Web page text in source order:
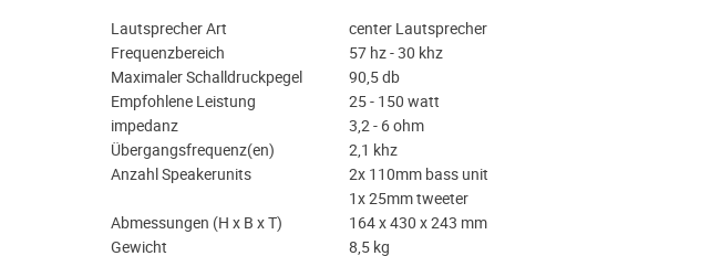
Lautsprecher Art
center Lautsprecher
Frequenzbereich
57 hz - 30 khz
Maximaler Schalldruckpegel
90,5 db
Empfohlene Leistung
25 - 150 watt
impedanz
3,2 - 6 ohm
Übergangsfrequenz(en)
2,1 khz
Anzahl Speakerunits
2x 110mm bass unit
1x 25mm tweeter
Abmessungen (H x B x T)
164 x 430 x 243 mm
Gewicht
8,5 kg